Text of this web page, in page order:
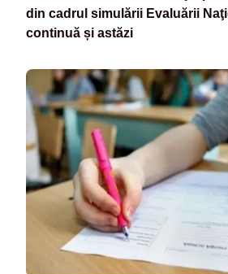
din cadrul simulării Evaluării
continuă și astăzi